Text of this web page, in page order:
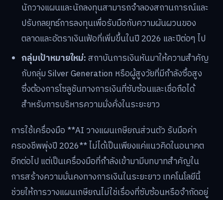
นักวางแผนและนักลงทุนสามารถจำลองสถานการณ์และ
ปรับกลยุทธ์การลงทุนเพื่อรับมือกับความผันผวนของ
ตลาดและอัตราเงินเฟ้อที่เพิ่มขึ้นในปี 2026 และปีต่อๆ ไป
กลุ่มเป้าหมายใหม่:สถาบันการเงินหันมาให้ความสำคัญ
กับกลุ่ม Silver Generation หรือผู้สูงวัยที่มีกำลังซื้อสูง
ซึ่งต้องการโซลูชันทางการเงินที่ซับซ้อนและเชื่อถือได้
สำหรับการบริหารความมั่งคั่งในระยะยาว
การใช้เครื่องมือ **AI วางแผนเกษียณส่วนตัว รับมือค่า
ครองชีพพุ่งปี 2026** ไม่ได้เป็นเพียงแค่แนวคิดในอนาคต
อีกต่อไป แต่เป็นเครื่องมือที่กำลังเข้ามามีบทบาทสำคัญใน
การสร้างความมั่นคงทางการเงินในระยะยาว เทคโนโลยีนี้
ช่วยให้การวางแผนเกษียณไม่ใช่เรื่องที่ซับซ้อนหรือจำกัดอยู่